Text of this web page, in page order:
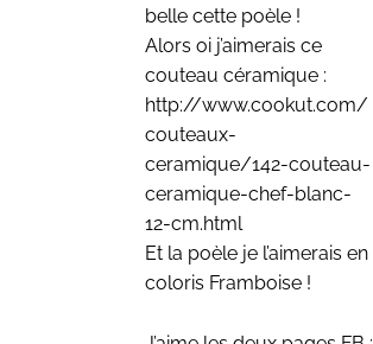
belle cette poèle !
Alors oi j’aimerais ce
couteau céramique :
http://www.cookut.com/
couteaux-
ceramique/142-couteau-
ceramique-chef-blanc-
12-cm.html
Et la poèle je l’aimerais en
coloris Framboise !